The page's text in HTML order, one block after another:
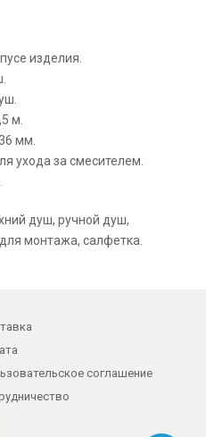
изделия.
м.
мм.
ухода за смесителем.
душ, ручной душ,
монтажа, салфетка.
соглашение